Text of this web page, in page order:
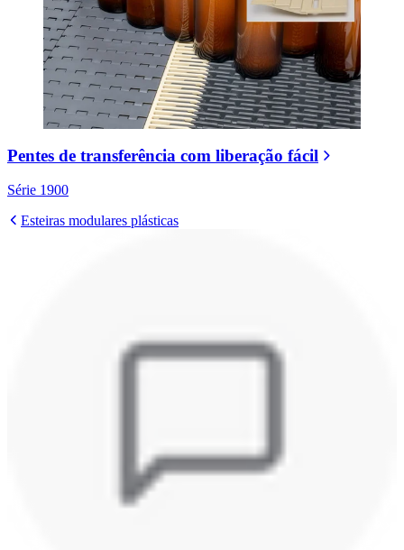
Pentes de transferência com liberação fácil
Série 1900
Esteiras modulares plásticas